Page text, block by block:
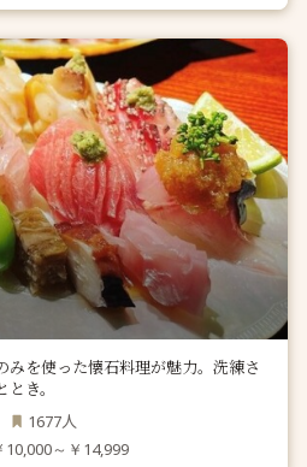
みを使った懐石料理が魅力。洗練さ
き。
1677人
10,000～￥14,999